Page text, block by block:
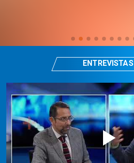
ENTREVISTAS